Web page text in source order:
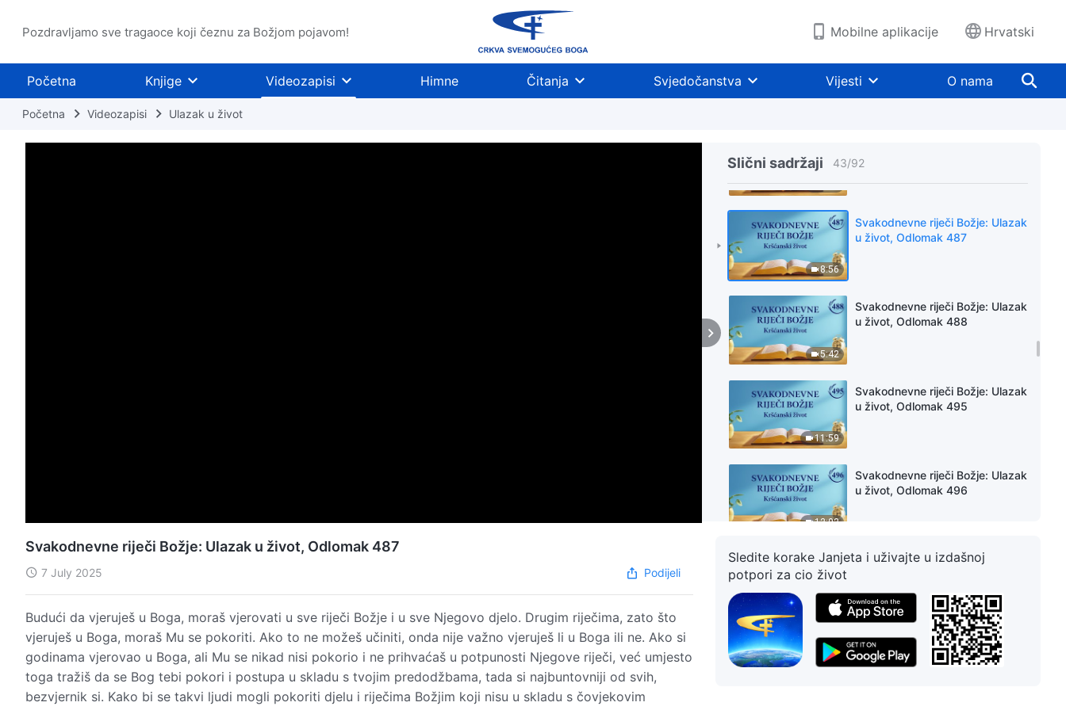
Pozdravljamo sve tragaoce koji čeznu za Božjom pojavom! Mobilne aplikacije Hrvatski
Početna Knjige Videozapisi Himne Čitanja Svjedočanstva Vijesti O nama
Početna Videozapisi Ulazak u život
Slični sadržaji 43/92
4:37
9:07
8:56
Svakodnevne riječi Božje: Ulazak
u život, Odlomak 487
5:42
Svakodnevne riječi Božje: Ulazak
u život, Odlomak 488
11:59
Svakodnevne riječi Božje: Ulazak
u život, Odlomak 495
12:02
Svakodnevne riječi Božje: Ulazak
u život, Odlomak 496
10:12
Svakodnevne riječi Božje: Ulazak
Svakodnevne riječi Božje: Ulazak
u život, Odlomak 498
Svakodnevne riječi Božje: Ulazak u život, Odlomak 487
7 July 2025 Podijeli
Budući da vjeruješ u Boga, moraš vjerovati u sve riječi Božje i u sve Njegovo djelo. Drugim riječima, zato što
vjeruješ u Boga, moraš Mu se pokoriti. Ako to ne možeš učiniti, onda nije važno vjeruješ li u Boga ili ne. Ako si
godinama vjerovao u Boga, ali Mu se nikad nisi pokorio i ne prihvaćaš u potpunosti Njegove riječi, već umjesto
toga tražiš da se Bog tebi pokori i postupa u skladu s tvojim predodžbama, tada si najbuntovniji od svih,
bezvjernik si. Kako bi se takvi ljudi mogli pokoriti djelu i riječima Božjim koji nisu u skladu s čovjekovim
Sledite korake Janjeta i uživajte u izdašnoj
potpori za cio život